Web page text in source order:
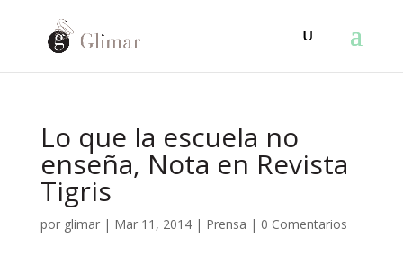
Lo que la escuela no
enseña, Nota en Revista
Tigris
por glimar| Mar 11, 2014| Prensa | 0 Comentarios